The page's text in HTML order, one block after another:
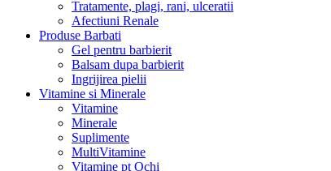
Tratamente, plagi, rani, ulceratii
Afectiuni Renale
Produse Barbati
Gel pentru barbierit
Balsam dupa barbierit
Ingrijirea pielii
Vitamine si Minerale
Vitamine
Minerale
Suplimente
MultiVitamine
Vitamine pt Ochi